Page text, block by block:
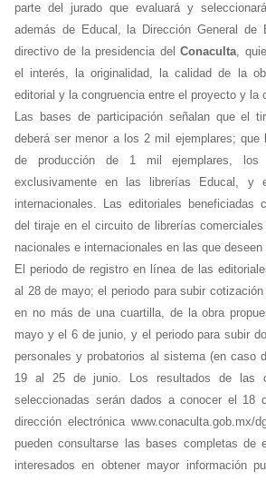
parte del jurado que evaluará y
además de Educal, la Dirección General de
directivo de la presidencia delConaculta ,
el interés, la originalidad, la calidad de la
editorial y la congruencia entre el proyecto y la
Las bases de participación señalan que el
deberá ser menor a los 2 mil ejemplares; que
de producción de 1 mil ejemplares, los
exclusivamente en las librerías Educal, y
internacionales. Las editoriales beneficiadas
del tiraje en el circuito de librerías
nacionales e internacionales en las que deseen
El periodo de registro en línea de las
al 28 de mayo; el periodo para subir
en no más de una cuartilla, de la obra
mayo y el 6 de junio, y el periodo para subir
personales y probatorios al sistema (en caso
19 al 25 de junio. Los resultados de las
seleccionadas serán dados a conocer el 18
dirección electrónica www.conaculta.gob.mx/
pueden consultarse las bases completas de
interesados en obtener mayor información